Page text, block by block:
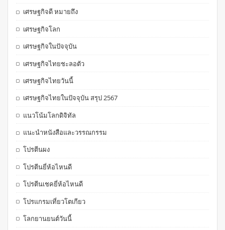
เศรษฐกิจดี หมายถึง
เศรษฐกิจโลก
เศรษฐกิจในปัจจุบัน
เศรษฐกิจไทยชะลอตัว
เศรษฐกิจไทยวันนี้
เศรษฐกิจไทยในปัจจุบัน สรุป 2567
แนวโน้มโลกดิจิทัล
แนะนำหนังสือและวรรณกรรม
โปรตีนผง
โปรตีนยี่ห้อไหนดี
โปรตีนเชคยี่ห้อไหนดี
โปรแกรมเที่ยวโตเกียว
โลกยานยนต์วันนี้